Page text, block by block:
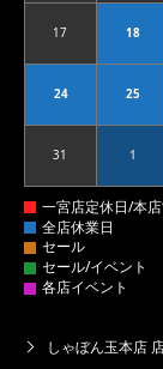
172026.08.17 18
242026.08.24 25
312026.08.31 1
しゃぼん玉本店